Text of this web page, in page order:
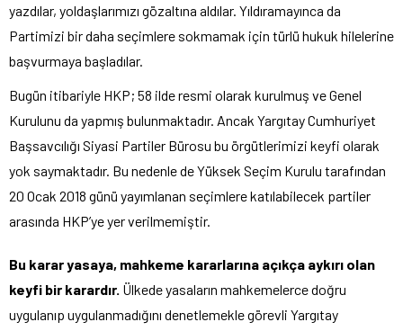
yazdılar, yoldaşlarımızı gözaltına aldılar. Yıldıramayınca da
Partimizi bir daha seçimlere sokmamak için türlü hukuk hilelerine
başvurmaya başladılar.
Bugün itibariyle HKP; 58 ilde resmi olarak kurulmuş ve Genel
Kurulunu da yapmış bulunmaktadır. Ancak Yargıtay Cumhuriyet
Başsavcılığı Siyasi Partiler Bürosu bu örgütlerimizi keyfi olarak
yok saymaktadır. Bu nedenle de Yüksek Seçim Kurulu tarafından
20 Ocak 2018 günü yayımlanan seçimlere katılabilecek partiler
arasında HKP’ye yer verilmemiştir.
Bu karar yasaya, mahkeme kararlarına açıkça aykırı olan
keyfi bir karardır. Ülkede yasaların mahkemelerce doğru
uygulanıp uygulanmadığını denetlemekle görevli Yargıtay